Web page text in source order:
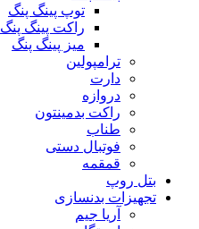
توپ پینگ پنگ
راکت پینگ پنگ
میز پینگ پنگ
ترامپولین
دارت
دروازه
راکت بدمینتون
طناب
فوتبال دستی
قمقمه
بتل روپ
تجهیزات بدنسازی
آریا جیم